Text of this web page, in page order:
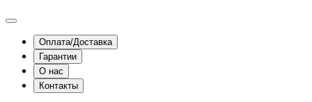
Оплата/Доставка
Гарантии
О нас
Контакты